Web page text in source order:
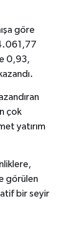
göre
0,93,
çok
yatırım
görülen
bir seyir